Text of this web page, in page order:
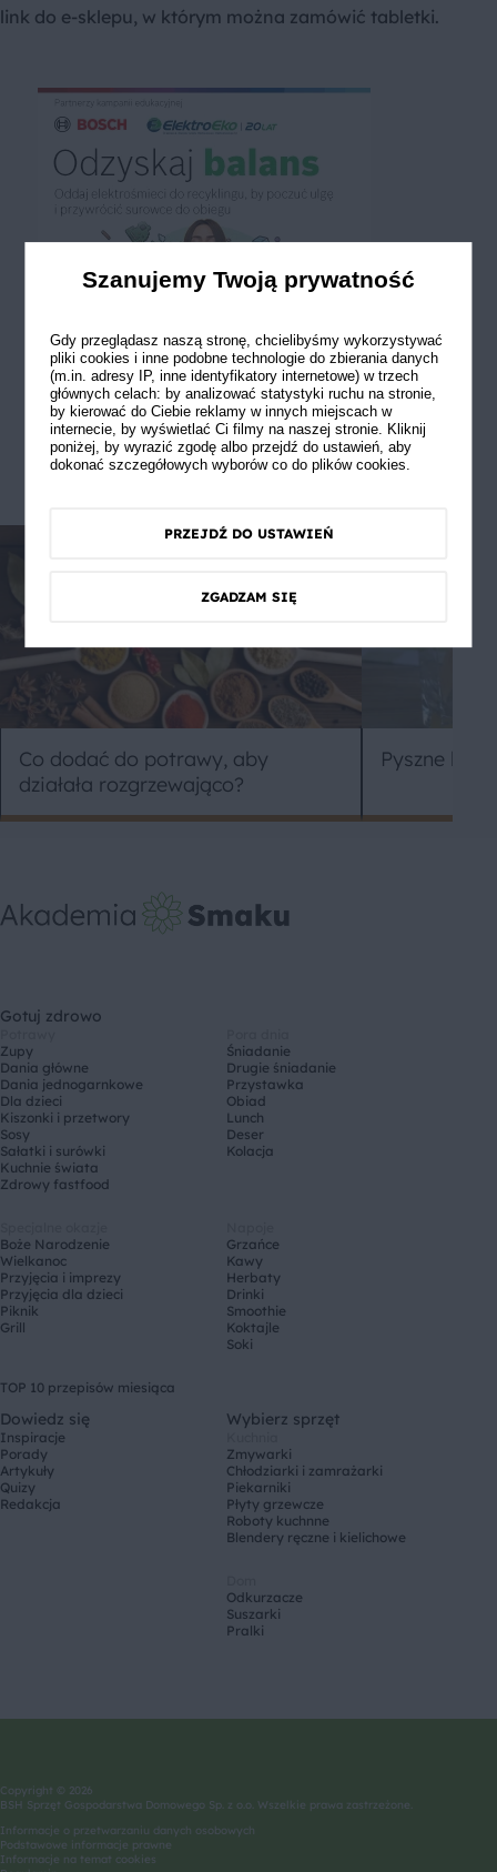
link do e-sklepu, w którym można zamówić tabletki.
Co dodać do potrawy, aby
działała rozgrzewająco?
Pyszne lody
Gotuj zdrowo
Zupy
Dania główne
Dania jednogarnkowe
Dla dzieci
Kiszonki i przetwory
Sosy
Sałatki i surówki
Kuchnie świata
Zdrowy fastfood
Śniadanie
Drugie śniadanie
Przystawka
Obiad
Lunch
Deser
Kolacja
Boże Narodzenie
Wielkanoc
Przyjęcia i imprezy
Przyjęcia dla dzieci
Piknik
Grill
Grzańce
Kawy
Herbaty
Drinki
Smoothie
Koktajle
Soki
TOP 10 przepisów miesiąca
Dowiedz się
Inspiracje
Porady
Artykuły
Quizy
Redakcja
Wybierz sprzęt
Zmywarki
Chłodziarki i zamrażarki
Piekarniki
Płyty grzewcze
Roboty kuchnne
Blendery ręczne i kielichowe
Odkurzacze
Suszarki
Pralki
Copyright © 2026
BSH Sprzęt Gospodarstwa Domowego Sp. z o.o. Wszelkie prawa zastrzeżone.
Informacje o przetwarzaniu danych osobowych
Podstawowe informacje prawne
Informacje na temat cookies
Szanujemy Twoją prywatność
Gdy przeglądasz naszą stronę, chcielibyśmy wykorzystywać
pliki cookies i inne podobne technologie do zbierania danych
(m.in. adresy IP, inne identyfikatory internetowe) w trzech
głównych celach: by analizować statystyki ruchu na stronie,
by kierować do Ciebie reklamy w innych miejscach w
internecie, by wyświetlać Ci filmy na naszej stronie. Kliknij
poniżej, by wyrazić zgodę albo przejdź do ustawień, aby
dokonać szczegółowych wyborów co do plików cookies.
PRZEJDŹ DO USTAWIEŃ
ZGADZAM SIĘ